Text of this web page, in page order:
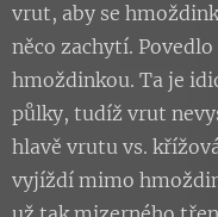
vrut, aby se
něco zachytí.
hmoždinkou. Ta je
půlky, tudíž vrut
hlavě vrutu vs.
vyjíždí mimo